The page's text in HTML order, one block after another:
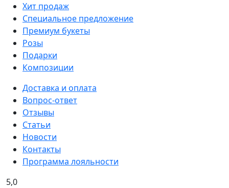
Хит продаж
Специальное предложение
Премиум букеты
Розы
Подарки
Композиции
Доставка и оплата
Вопрос-ответ
Отзывы
Статьи
Новости
Контакты
Программа лояльности
5,0